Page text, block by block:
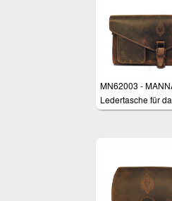
MN62003 -
Ledertasche für
Macbook Pro